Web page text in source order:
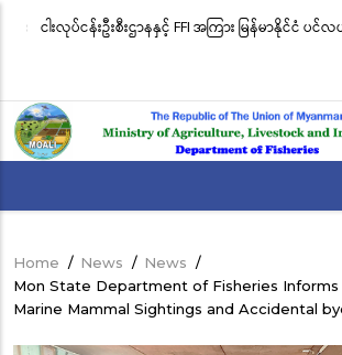
ငါးလုပ်ငန်းဦးစီးဌာနနှင့် FFI အကြား မြန်မာနိုင်ငံ ပင်
မျိုးကွဲများ ထိန်းသိမ်းကာကွယ်စောင့်ရှောက်ခြင်းလုပ်ငန်
Breadcrumb
Home / News / News /
Mon State Department of Fisheries Informs
Marine Mammal Sightings and Accidental